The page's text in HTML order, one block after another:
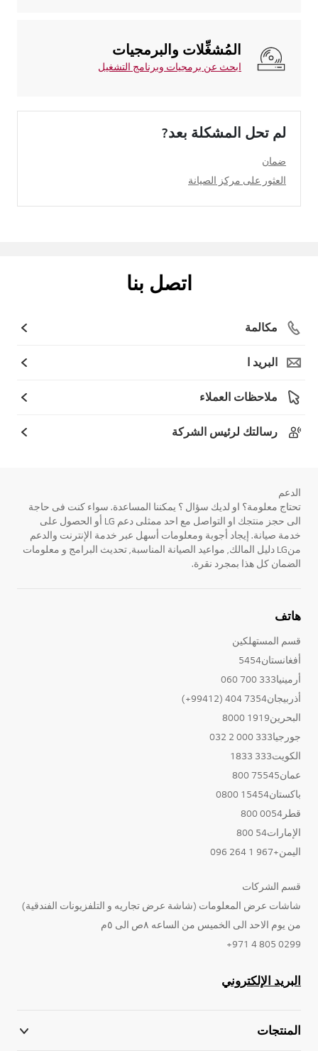
المُشغِّلات والبرمجيات
ابحث عن برمجيات وبرنامج التشغيل
لم تحل المشكلة بعد?
ضمان
العثور على مركز الصيانة
اتصل بنا
مكالمة
البريد ا
ملاحظات العملاء
رسالتك لرئيس الشركة
الدعم
تحتاج معلومة؟ او لديك سؤال ؟ يمكننا المساعدة. سواء كنت فى حاجة
الى حجز منتجك او التواصل مع احد ممثلى دعم LG أو الحصول على
خدمة صيانة. إيجاد أجوبة ومعلومات أسهل عبر خدمة الإنترنت والدعم
منLG دليل المالك, مواعيد الصيانة المناسبة, تحديث البرامج و معلومات
الضمان كل هذا بمجرد نقرة.
هاتف
قسم المستهلكين
أفغانستان5454
أرمينيا333 700 060
أذربيجان7354 404 (99412+)
البحرين1919 8000
جورجيا333 000 2 032
الكويت333 1833
عمان75545 800
باكستان15454 0800
قطر0054 800
الإمارات54 800
اليمن+967 1 264 096
قسم الشركات
شاشات عرض المعلومات (شاشة عرض تجاريه و التلفزيونات الفندقية)
من يوم الاحد الى الخميس من الساعه ٨ص الى ٥م
0299 805 4 971+
البريد الإلكتروني
المنتجات